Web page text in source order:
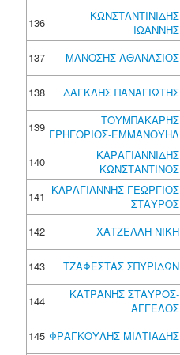
136
ΚΩΝΣΤΑΝΤΙΝΙΔΗΣ
ΙΩΑΝΝΗΣ
137
ΜΑΝΟΣΗΣ ΑΘΑΝΑΣΙΟΣ
138
ΔΑΓΚΛΗΣ ΠΑΝΑΓΙΩΤΗΣ
139
ΤΟΥΜΠΑΚΑΡΗΣ
ΓΡΗΓΟΡΙΟΣ-ΕΜΜΑΝΟΥΗΛ
140
ΚΑΡΑΓΙΑΝΝΙΔΗΣ
ΚΩΝΣΤΑΝΤΙΝΟΣ
141 ΚΑΡΑΓΙΑΝΝΗΣ ΓΕΩΡΓΙΟΣ
ΣΤΑΥΡΟΣ
142
ΧΑΤΖΕΛΛΗ ΝΙΚΗ
143
ΤΖΑΦΕΣΤΑΣ ΣΠΥΡΙΔΩΝ
144
ΚΑΤΡΑΝΗΣ ΣΤΑΥΡΟΣ-
ΑΓΓΕΛΟΣ
145 ΦΡΑΓΚΟΥΛΗΣ ΜΙΛΤΙΑΔΗΣ